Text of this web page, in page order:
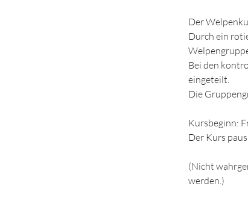
Der
Durch ein
Bei den
eingeteilt.
Die
Kursbeginn:
Der Kurs
(Nicht
werden.)